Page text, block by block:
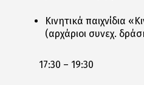
Κινητικά παιχνίδια
(αρχάριοι συνεχ.
17:30 – 19:30